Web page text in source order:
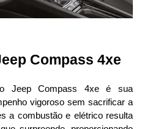
Compass 4xe
Jeep Compass 4xe é sua
vigoroso sem sacrificar a
a combustão e elétrico resulta